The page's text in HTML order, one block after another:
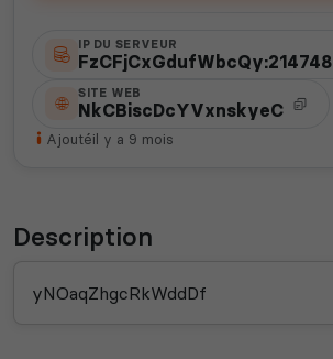
IP DU SERVEUR
SITE WEB
NkCBiscDcYVxnskyeC
Ajoutéil y a 9 mois
Description
yNOaqZhgcRkWddDf